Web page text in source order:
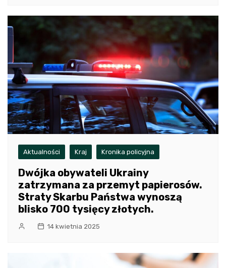
Aktualności Kraj Kronika policyjna
Dwójka obywateli Ukrainy
zatrzymana za przemyt papierosów.
Straty Skarbu Państwa wynoszą
blisko 700 tysięcy złotych.
14 kwietnia 2025